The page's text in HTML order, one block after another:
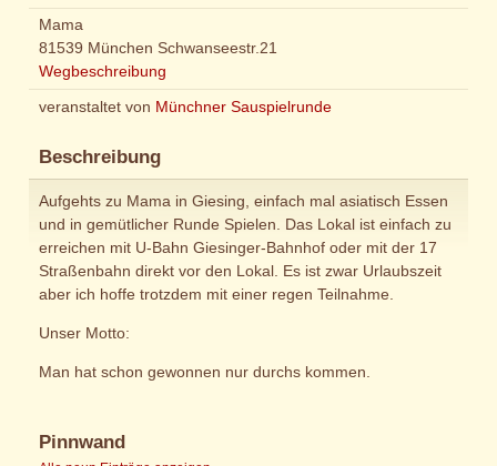
Mama
81539 München Schwanseestr.21
Wegbeschreibung
veranstaltet von Münchner Sauspielrunde
Beschreibung
Aufgehts zu Mama in Giesing, einfach mal asiatisch Essen
und in gemütlicher Runde Spielen. Das Lokal ist einfach zu
erreichen mit U-Bahn Giesinger-Bahnhof oder mit der 17
Straßenbahn direkt vor den Lokal. Es ist zwar Urlaubszeit
aber ich hoffe trotzdem mit einer regen Teilnahme.
Unser Motto:
Man hat schon gewonnen nur durchs kommen.
Pinnwand